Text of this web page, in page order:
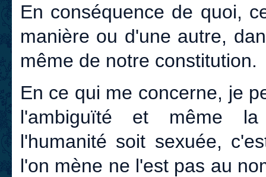
En conséquence de quoi,
manière ou d'une autre,
même de notre constitution.
En ce qui me concerne, je
l'ambiguïté et même la
l'humanité soit sexuée,
l'on mène ne l'est pas au